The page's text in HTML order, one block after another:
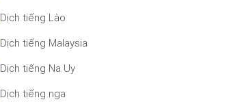
Dịch tiếng Lào
Dịch tiếng Malaysia
Dịch tiếng Na Uy
Dịch tiếng nga